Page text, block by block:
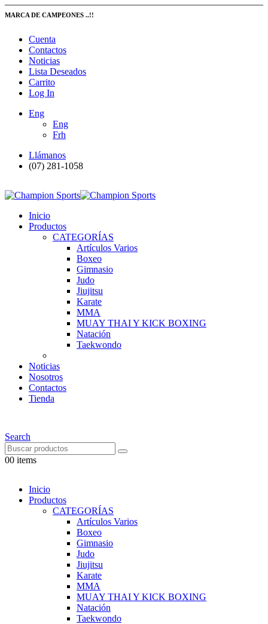
MARCA DE CAMPEONES ..!!
Cuenta
Contactos
Noticias
Lista Deseados
Carrito
Log In
Eng
Eng
Frh
Llámanos
(07) 281-1058
Inicio
Productos
CATEGORÍAS
Artículos Varios
Boxeo
Gimnasio
Judo
Jiujitsu
Karate
MMA
MUAY THAI Y KICK BOXING
Natación
Taekwondo
Noticias
Nosotros
Contactos
Tienda
Search
00 items
Inicio
Productos
CATEGORÍAS
Artículos Varios
Boxeo
Gimnasio
Judo
Jiujitsu
Karate
MMA
MUAY THAI Y KICK BOXING
Natación
Taekwondo